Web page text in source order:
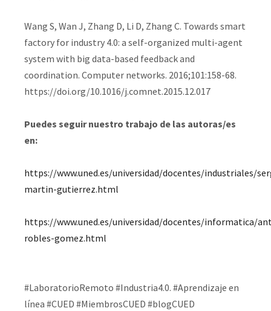
Wang S, Wan J, Zhang D, Li D, Zhang C. Towards smart
factory for industry 4.0: a self-organized multi-agent
system with big data-based feedback and
coordination. Computer networks. 2016;101:158-68.
https://doi.org/10.1016/j.comnet.2015.12.017
Puedes seguir nuestro trabajo de las autoras/es
en:
https://www.uned.es/universidad/docentes/industriales/
martin-gutierrez.html
https://www.uned.es/universidad/docentes/informatica/
robles-gomez.html
#LaboratorioRemoto #Industria4.0. #Aprendizaje en
línea #CUED #MiembrosCUED #blogCUED